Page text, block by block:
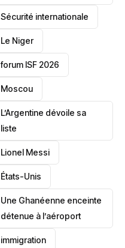
‎Sécurité internationale
Le Niger
forum ISF 2026
Moscou
L’Argentine dévoile sa
liste
Lionel Messi
‎États-Unis
Une Ghanéenne enceinte
détenue à l’aéroport
immigration